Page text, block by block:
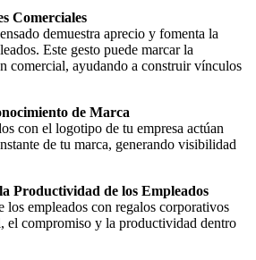
Comerciales
demuestra aprecio y fomenta la
Este gesto puede marcar la
comercial, ayudando a construir vínculos
de Marca
con el logotipo de tu empresa actúan
de tu marca, generando visibilidad
Productividad de los Empleados
los empleados con regalos corporativos
el compromiso y la productividad dentro